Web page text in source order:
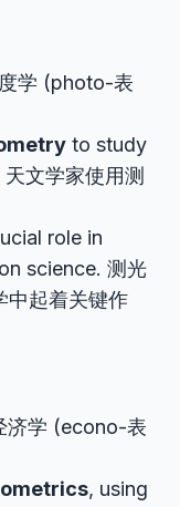
学 (photo-表
to study
文学家使用测
role in
science. 测光
中起着关键作
济学 (econo-表
, using